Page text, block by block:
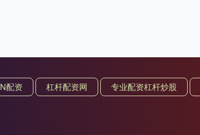
N配资 杠杆配资网 专业配资杠杆炒股